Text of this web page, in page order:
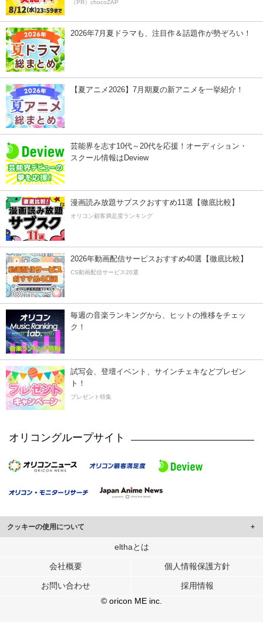
（PR）chocoZAP
2026年7月夏ドラマも、注目作＆話題作が勢ぞろい！
【夏アニメ2026】7月期夏の新アニメを一挙紹介！
芸能界を志す10代～20代を応援！オーディション・
スクール情報はDeview
漫画読み放題サブスクおすすめ11選【徹底比較】
オリコン顧客満足度ランキング
2026年動画配信サービスおすすめ40選【徹底比較】
CS動画配信サービス20選
毎週の音楽ランキングから、ヒットの推移をチェッ
ク！
試写会、登壇イベント、サインチェキなどプレゼン
ト！
プレゼント特集
オリコングループサイト
クッキーの使用について
このサイトでは Cookie を使用して、ユーザーに合わせたコンテンツや広告の
行っています。
メディアや広告配信、データ解析の各パートナーに提供しています。
各パートナーは、この情報とユーザーが各パートナーに提供した他の情報や、
ユーザーが各パートナーのサービスを使用したときに収集した他の情報を組み
elthaとは
会社概要 個人情報保護方針
お問い合わせ
採用情報
© oricon ME inc.